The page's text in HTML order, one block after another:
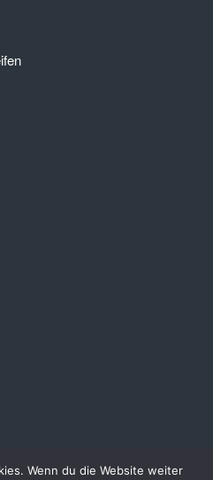
Wenn du die Website weiter